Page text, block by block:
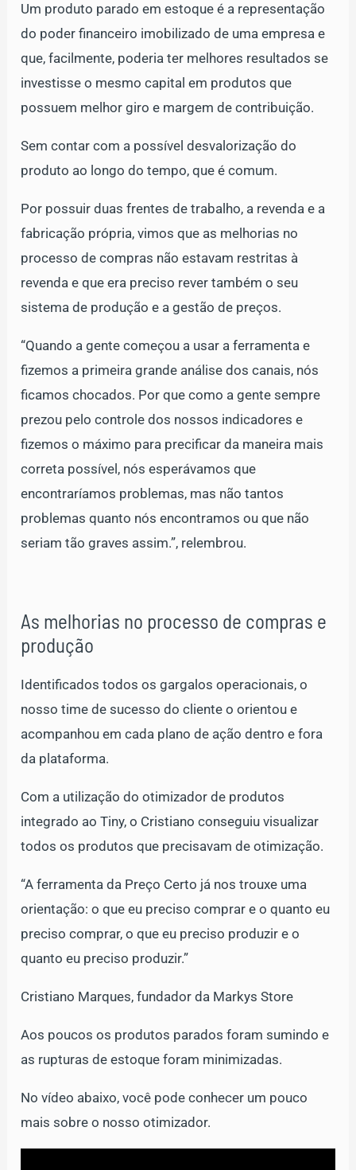
Um produto parado em estoque é a representação
do poder financeiro imobilizado de uma empresa e
que, facilmente, poderia ter melhores resultados se
investisse o mesmo capital em produtos que
possuem melhor giro e margem de contribuição.
Sem contar com a possível desvalorização do
produto ao longo do tempo, que é comum.
Por possuir duas frentes de trabalho, a revenda e a
fabricação própria, vimos que as melhorias no
processo de compras não estavam restritas à
revenda e que era preciso rever também o seu
sistema de produção e a gestão de preços.
“Quando a gente começou a usar a ferramenta e
fizemos a primeira grande análise dos canais, nós
ficamos chocados. Por que como a gente sempre
prezou pelo controle dos nossos indicadores e
fizemos o máximo para precificar da maneira mais
correta possível, nós esperávamos que
encontraríamos problemas, mas não tantos
problemas quanto nós encontramos ou que não
seriam tão graves assim.”, relembrou.
As melhorias no processo de compras e
produção
Identificados todos os gargalos operacionais, o
nosso time de sucesso do cliente o orientou e
acompanhou em cada plano de ação dentro e fora
da plataforma.
Com a utilização do otimizador de produtos
integrado ao Tiny, o Cristiano conseguiu visualizar
todos os produtos que precisavam de otimização.
“A ferramenta da Preço Certo já nos trouxe uma
orientação: o que eu preciso comprar e o quanto eu
preciso comprar, o que eu preciso produzir e o
quanto eu preciso produzir.”
Cristiano Marques, fundador da Markys Store
Aos poucos os produtos parados foram sumindo e
as rupturas de estoque foram minimizadas.
No vídeo abaixo, você pode conhecer um pouco
mais sobre o nosso otimizador.